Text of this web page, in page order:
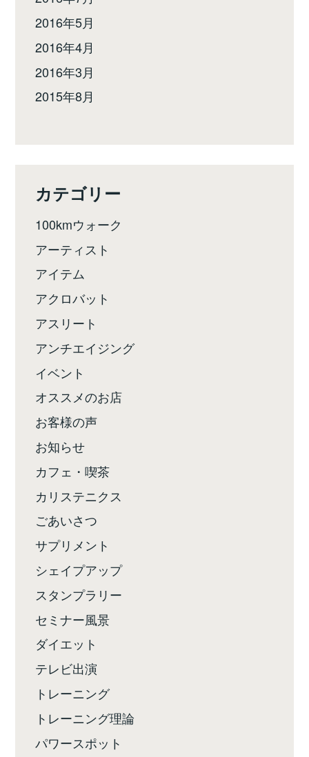
2016年5月
2016年4月
2016年3月
2015年8月
カテゴリー
100kmウォーク
アーティスト
アイテム
アクロバット
アスリート
アンチエイジング
イベント
オススメのお店
お客様の声
お知らせ
カフェ・喫茶
カリステニクス
ごあいさつ
サプリメント
シェイプアップ
スタンプラリー
セミナー風景
ダイエット
テレビ出演
トレーニング
トレーニング理論
パワースポット